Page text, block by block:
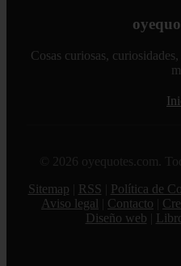
Cosas curiosas,
© 2026 oyequotes.com.
Sitemap
RSS Política de
Aviso legal
Contacto
Diseño web